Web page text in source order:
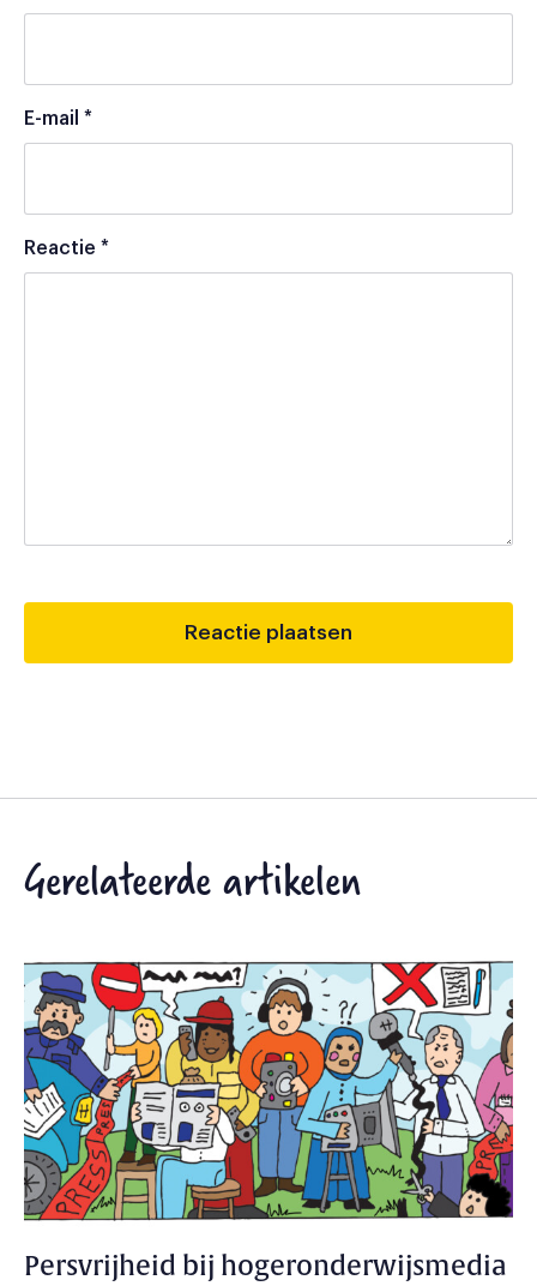
E-mail *
Reactie *
Gerelateerde artikelen
Persvrijheid bij hogeronderwijsmedia